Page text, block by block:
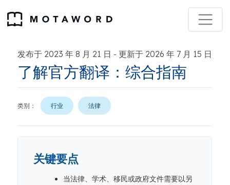
发布于 2023 年 8 月 21 日 - 更新于 2026 年 7 月 15 日
了解官方翻译：综合指南
类别： 行业 法律
关键要点
当法律、学术、移民或政府文件需要以另